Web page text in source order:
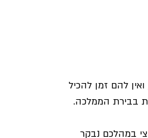
האמנות באשר הם – אך בגלל שרוב התיירים מגיעים ל-4-5 ימים, ואין להם זמן להכיל
בבירת הממלכה.
במהלכם נבקר